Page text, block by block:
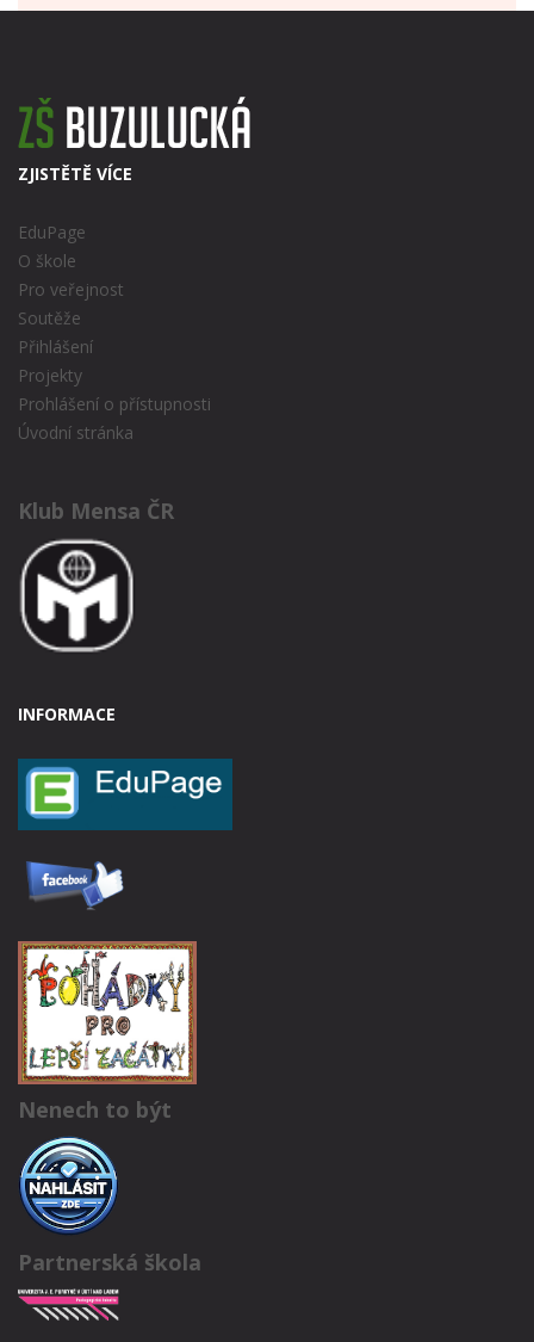
ZJISTĚTĚ VÍCE
EduPage
O škole
Pro veřejnost
Soutěže
Přihlášení
Projekty
Prohlášení o přístupnosti
Úvodní stránka
Klub Mensa ČR
INFORMACE
Nenech to být
Partnerská škola